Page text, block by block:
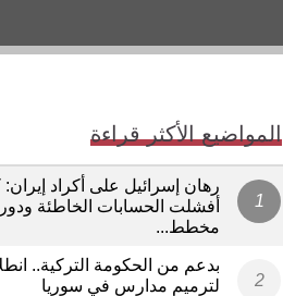
المواضيع الأكثر قراءة
رهان إسرائيل على أكراد
أفشلت الحسابات الخاطئة ودور
مخطط...
بدعم من الحكومة التركية..
لترميم مدارس في سوريا